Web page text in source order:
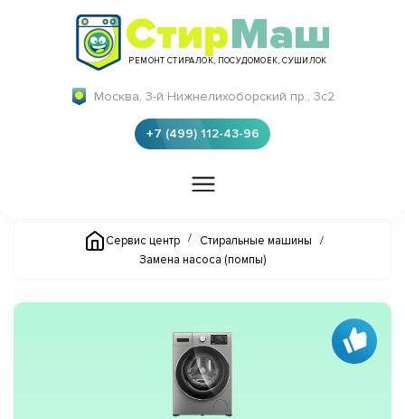
СтирМаш
РЕМОНТ СТИРАЛОК, ПОСУДОМОЕК, СУШИЛОК
Москва, 3-й Нижнелихоборский пр., 3с2
+7 (499) 112-43-96
Сервис центр / Стиральные машины
/
Замена насоса (помпы)